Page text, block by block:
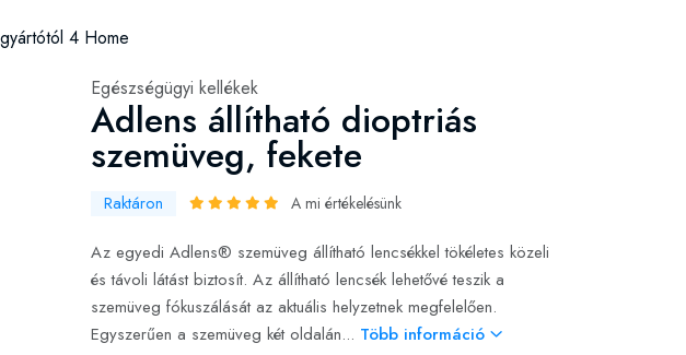
4 Home
Egészségügyi kellékek
Adlens állítható dioptriás
szemüveg, fekete
Raktáron A mi értékelésünk
Az egyedi Adlens® szemüveg állítható lencsékkel tökéletes közeli
és távoli látást biztosít. Az állítható lencsék lehetővé teszik a
szemüveg fókuszálását az aktuális helyzetnek megfelelően.
Egyszerűen a szemüveg két oldalán... Több információ